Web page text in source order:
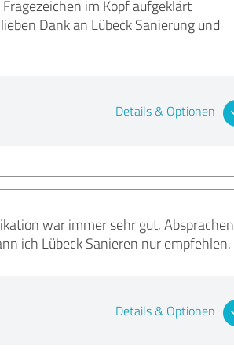
im Kopf aufgeklärt
Dank an Lübeck Sanierung und
Details & Optionen
war immer sehr gut, Absprachen
ich Lübeck Sanieren nur empfehlen.
Details & Optionen